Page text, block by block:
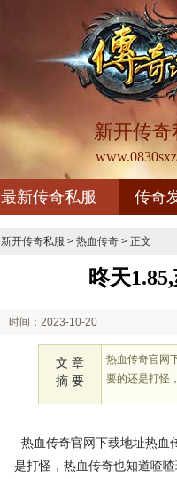
新开传奇
最新传奇私服 传奇
新开传奇私服 > 热血传奇 > 正文
昸天
时间：2023-10-20
文 章
摘 要
热血传奇官网
要的还是打怪
热血传奇官网下载地址热血
是打怪，热血传奇也知道喳